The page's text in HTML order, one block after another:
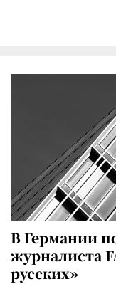
В Германии
журналиста
русских»